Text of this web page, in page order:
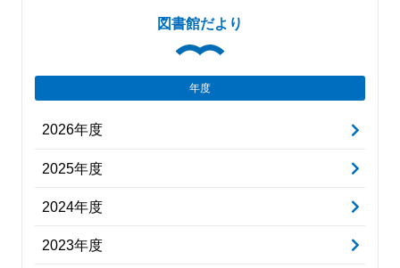
図書館だより
年度
2026年度
2025年度
2024年度
2023年度